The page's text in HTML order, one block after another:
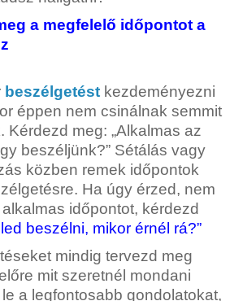
a megfelelő időpontot a
beszélgetést kezdeményezni
éppen nem csinálnak semmit
Kérdezd meg: „Alkalmas az
beszéljünk?” Sétálás vagy
közben remek időpontok
Ha úgy érzed, nem
időpontot, kérdezd
beszélni, mikor érnél rá?”
mindig tervezd meg
mit szeretnél mondani
a legfontosabb gondolatokat,